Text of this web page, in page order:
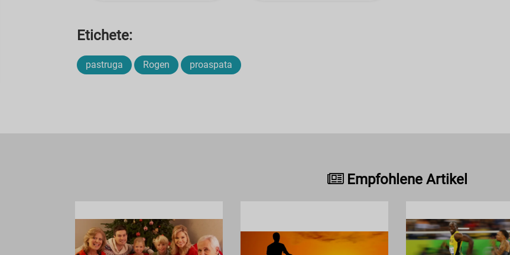
Etichete:
pastruga Rogen proaspata
Empfohlene Artikel